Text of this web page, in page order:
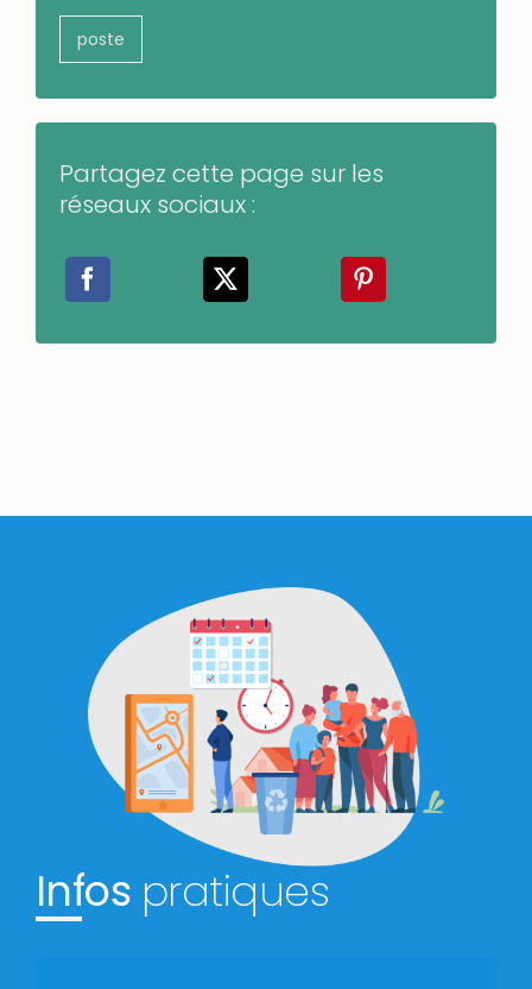
poste
Partagez cette page sur les
réseaux sociaux :
Infos pratiques